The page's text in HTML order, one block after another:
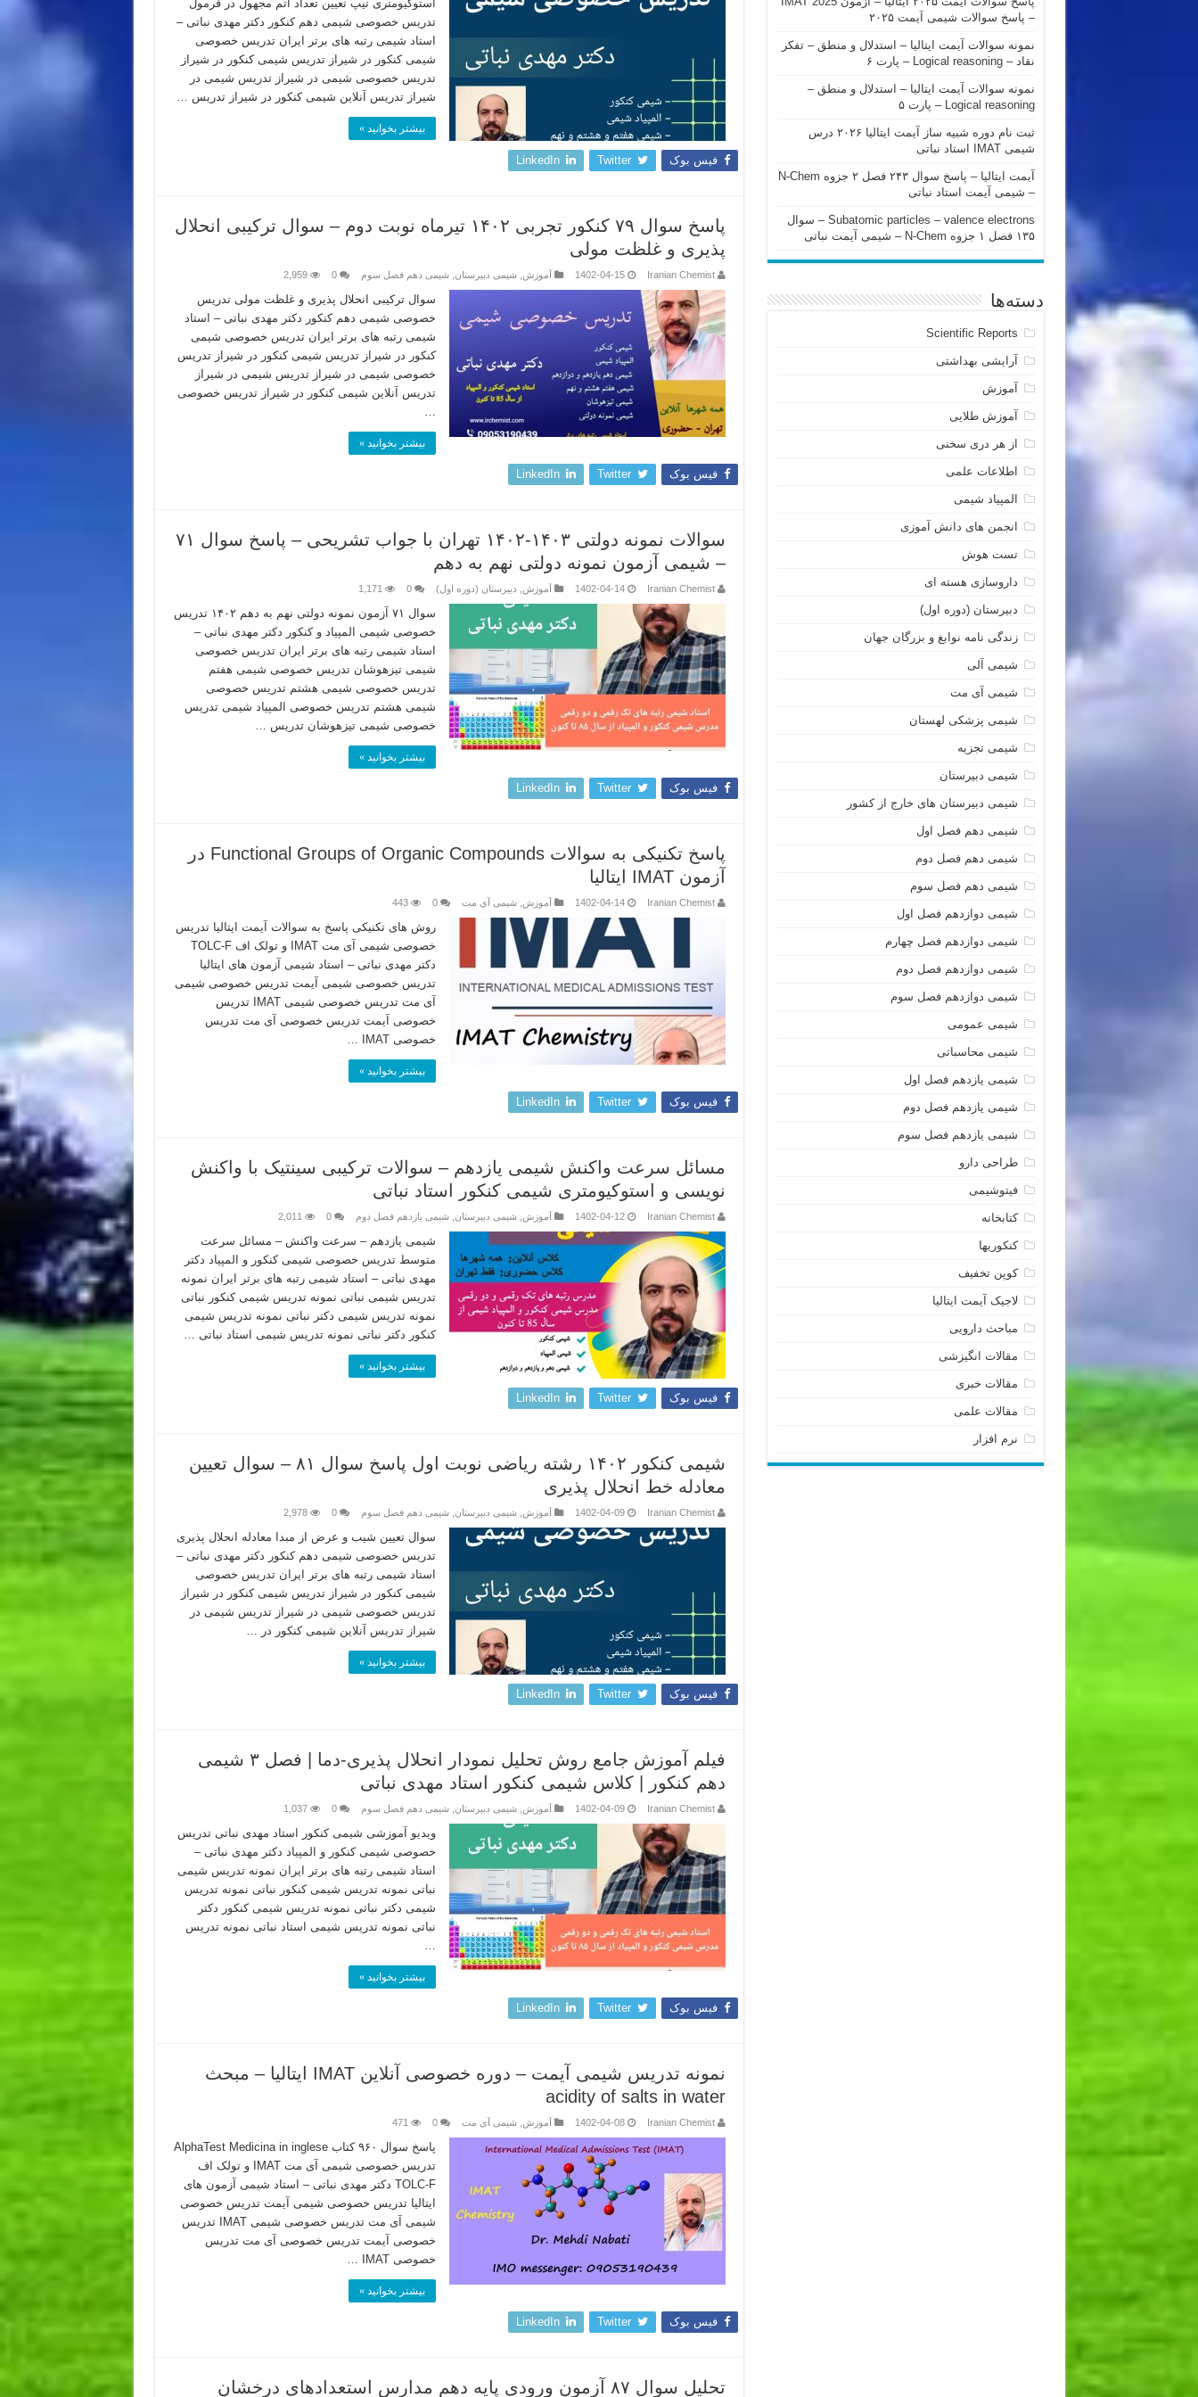
استوکیومتری تیپ تعیین تعداد اتم مجهول در فرمول
تدریس خصوصی شیمی دهم کنکور دکتر مهدی نباتی –
استاد شیمی رتبه های برتر ایران تدریس خصوصی
شیمی کنکور در شیراز تدریس شیمی کنکور در شیراز
تدریس خصوصی شیمی در شیراز تدریس شیمی در
شیراز تدریس آنلاین شیمی کنکور در شیراز تدریس …
بیشتر بخوانید »
فیس بوک Twitter
LinkedIn
پاسخ سوال ۷۹ کنکور تجربی ۱۴۰۲ تیرماه نوبت دوم – سوال ترکیبی انحلال
پذیری و غلظت مولی
Iranian Chemist
1402-04-15 آموزش ,شیمی دبیرستان ,شیمی دهم فصل سوم 0
2,959
سوال ترکیبی انحلال پذیری و غلظت مولی تدریس
خصوصی شیمی دهم کنکور دکتر مهدی نباتی – استاد
شیمی رتبه های برتر ایران تدریس خصوصی شیمی
کنکور در شیراز تدریس شیمی کنکور در شیراز تدریس
خصوصی شیمی در شیراز تدریس شیمی در شیراز
تدریس آنلاین شیمی کنکور در شیراز تدریس خصوصی
…
بیشتر بخوانید »
فیس بوک Twitter
LinkedIn
سوالات نمونه دولتی ۱۴۰۳-۱۴۰۲ تهران با جواب تشریحی – پاسخ سوال ۷۱
– شیمی آزمون نمونه دولتی نهم به دهم
Iranian Chemist
1402-04-14 آموزش دبیرستان (دوره اول) 0
1,171
سوال ۷۱ آزمون نمونه دولتی نهم به دهم ۱۴۰۲ تدریس
خصوصی شیمی المپیاد و کنکور دکتر مهدی نباتی –
استاد شیمی رتبه های برتر ایران تدریس خصوصی
شیمی تیزهوشان تدریس خصوصی شیمی هفتم
تدریس خصوصی شیمی هشتم تدریس خصوصی
شیمی هشتم تدریس خصوصی المپیاد شیمی تدریس
خصوصی شیمی تیزهوشان تدریس …
بیشتر بخوانید »
فیس بوک Twitter
LinkedIn
پاسخ تکنیکی به سوالات Functional Groups of Organic Compounds در
آزمون IMAT ایتالیا
Iranian Chemist
1402-04-14 آموزش ,شیمی آی مت 0
443
روش های تکنیکی پاسخ به سوالات آیمت ایتالیا تدریس
خصوصی شیمی آی مت IMAT و تولک اف TOLC-F
دکتر مهدی نباتی – استاد شیمی آزمون های ایتالیا
تدریس خصوصی شیمی آیمت تدریس خصوصی شیمی
آی مت تدریس خصوصی شیمی IMAT تدریس
خصوصی آیمت تدریس خصوصی آی مت تدریس
خصوصی IMAT …
بیشتر بخوانید »
فیس بوک Twitter
LinkedIn
مسائل سرعت واکنش شیمی یازدهم – سوالات ترکیبی سینتیک با واکنش
نویسی و استوکیومتری شیمی کنکور استاد نباتی
Iranian Chemist
1402-04-12 آموزش ,شیمی دبیرستان ,شیمی یازدهم فصل دوم 0
2,011
شیمی یازدهم – سرعت واکنش – مسائل سرعت
متوسط تدریس خصوصی شیمی کنکور و المپیاد دکتر
مهدی نباتی – استاد شیمی رتبه های برتر ایران نمونه
تدریس شیمی نباتی نمونه تدریس شیمی کنکور نباتی
نمونه تدریس شیمی دکتر نباتی نمونه تدریس شیمی
کنکور دکتر نباتی نمونه تدریس شیمی استاد نباتی …
بیشتر بخوانید »
فیس بوک Twitter
LinkedIn
شیمی کنکور ۱۴۰۲ رشته ریاضی نوبت اول پاسخ سوال ۸۱ – سوال تعیین
معادله خط انحلال پذیری
Iranian Chemist
1402-04-09 آموزش ,شیمی دبیرستان ,شیمی دهم فصل سوم 0
2,978
سوال تعیین شیب و عرض از مبدا معادله انحلال پذیری
تدریس خصوصی شیمی دهم کنکور دکتر مهدی نباتی –
استاد شیمی رتبه های برتر ایران تدریس خصوصی
شیمی کنکور در شیراز تدریس شیمی کنکور در شیراز
تدریس خصوصی شیمی در شیراز تدریس شیمی در
شیراز تدریس آنلاین شیمی کنکور در …
بیشتر بخوانید »
فیس بوک Twitter
LinkedIn
فیلم آموزش جامع روش تحلیل نمودار انحلال پذیری-دما | فصل ۳ شیمی
دهم کنکور | کلاس شیمی کنکور استاد مهدی نباتی
Iranian Chemist
1402-04-09 آموزش ,شیمی دبیرستان ,شیمی دهم فصل سوم 0
1,037
ویدیو آموزشی شیمی کنکور استاد مهدی نباتی تدریس
خصوصی شیمی کنکور و المپیاد دکتر مهدی نباتی –
استاد شیمی رتبه های برتر ایران نمونه تدریس شیمی
نباتی نمونه تدریس شیمی کنکور نباتی نمونه تدریس
شیمی دکتر نباتی نمونه تدریس شیمی کنکور دکتر
نباتی نمونه تدریس شیمی استاد نباتی نمونه تدریس
…
بیشتر بخوانید »
فیس بوک Twitter
LinkedIn
نمونه تدریس شیمی آیمت – دوره خصوصی آنلاین IMAT ایتالیا – مبحث
acidity of salts in water
Iranian Chemist
1402-04-08 آموزش ,شیمی آی مت 0
471
پاسخ سوال ۹۶۰ کتاب AlphaTest Medicina in inglese
تدریس خصوصی شیمی آی مت IMAT و تولک اف
TOLC-F دکتر مهدی نباتی – استاد شیمی آزمون های
ایتالیا تدریس خصوصی شیمی آیمت تدریس خصوصی
شیمی آی مت تدریس خصوصی شیمی IMAT تدریس
خصوصی آیمت تدریس خصوصی آی مت تدریس
خصوصی IMAT …
بیشتر بخوانید »
فیس بوک Twitter
LinkedIn
تحلیل سوال ۸۷ آزمون ورودی پایه دهم مدارس استعدادهای درخشان
– پاسخ سوالات شیمی آیمت ۲۰۲۵
نمونه سوالات آیمت ایتالیا – استدلال و منطق – تفکر
نقاد – Logical reasoning – پارت ۶
نمونه سوالات آیمت ایتالیا – استدلال و منطق –
Logical reasoning – پارت ۵
ثبت نام دوره شبیه ساز آیمت ایتالیا ۲۰۲۶ درس
شیمی IMAT استاد نباتی
آیمت ایتالیا – پاسخ سوال ۲۴۳ فصل ۲ جزوه N-Chem
– شیمی آیمت استاد نباتی
Subatomic particles – valence electrons – سوال
۱۳۵ فصل ۱ جزوه N-Chem – شیمی آیمت نباتی
دسته‌ها
Scientific Reports
آرایشی بهداشتی
آموزش
آموزش طلایی
از هر دری سخنی
اطلاعات علمی
المپیاد شیمی
انجمن های دانش آموزی
تست هوش
داروسازی هسته ای
دبیرستان (دوره اول)
زندگی نامه نوابغ و بزرگان جهان
شیمی آلی
شیمی آی مت
شیمی پزشکی لهستان
شیمی تجزیه
شیمی دبیرستان
شیمی دبیرستان های خارج از کشور
شیمی دهم فصل اول
شیمی دهم فصل دوم
شیمی دهم فصل سوم
شیمی دوازدهم فصل اول
شیمی دوازدهم فصل چهارم
شیمی دوازدهم فصل دوم
شیمی دوازدهم فصل سوم
شیمی عمومی
شیمی محاسباتی
شیمی یازدهم فصل اول
شیمی یازدهم فصل دوم
شیمی یازدهم فصل سوم
طراحی دارو
فیتوشیمی
کتابخانه
کنکوریها
کوپن تخفیف
لاجیک آیمت ایتالیا
مباحث دارویی
مقالات انگیزشی
مقالات خبری
مقالات علمی
نرم افزار